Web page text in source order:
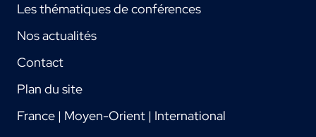
Les thématiques de conférences
Nos actualités
Contact
Plan du site
France | Moyen-Orient | International